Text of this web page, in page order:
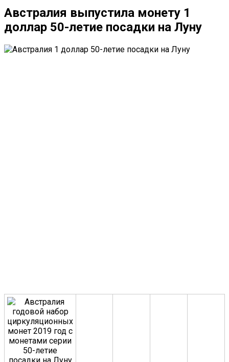
Австралия выпустила монету 1
доллар 50-летие посадки на Луну